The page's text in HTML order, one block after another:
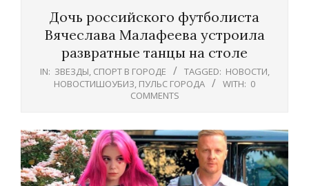
Дочь российского футболиста
Вячеслава Малафеева устроила
развратные танцы на столе
IN: ЗВЕЗДЫ, СПОРТ В ГОРОДЕ TAGGED: НОВОСТИ,
НОВОСТИШОУБИЗ, ПУЛЬС ГОРОДА WITH: 0
COMMENTS